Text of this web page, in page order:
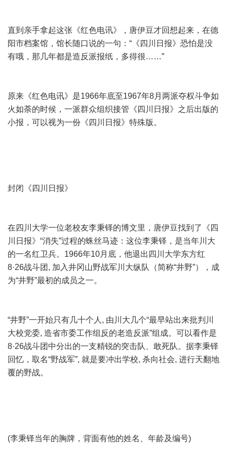
直到亲手拿起这张《红色电讯》，唐伊豆才回想起来，在德
阳市档案馆，馆长随口说的一句：“《四川日报》恐怕是没
有哦，那几年都是造反派报纸，多得很……”
原来《红色电讯》是1966年底至1967年8月两派夺权斗争如
火如荼的时候，一派群众组织接管《四川日报》之后出版的
小报，可以视为一份《四川日报》特殊版。
封闭《四川日报》
在四川大学一位老校友李秉铎的博文里，唐伊豆找到了《四
川日报》“消失”过程的蛛丝马迹：这位李秉铎，是当年川大
的一名红卫兵。1966年10月底，他退出四川大学东方红
8·26战斗团, 加入井冈山野战军川大纵队（简称“井野”），成
为“井野”最初的成员之一。
“井野”一开始只有几十个人, 由川大几个“最早站出来批判川
大校党委, 造省市委工作组反的老造反派”组成。可以看作是
8·26战斗团中分出的一支精锐的突击队、敢死队。据李秉铎
回忆，取名“野战军”, 就是要冲出学校, 杀向社会, 进行天翻地
覆的野战。
(李秉铎当年的胸牌，背面有他的姓名、年龄及编号)